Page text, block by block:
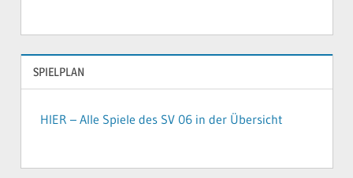
SPIELPLAN
HIER – Alle Spiele des SV 06 in der Übersicht